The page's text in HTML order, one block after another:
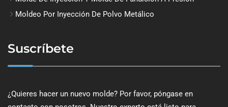
Moldeo Por Inyección De Polvo Metálico
Suscríbete
¿Quieres hacer un nuevo molde? Por favor, póngase en